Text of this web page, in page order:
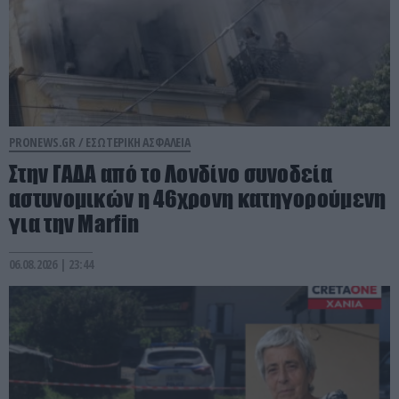
PRONEWS.GR / ΕΣΩΤΕΡΙΚΗ ΑΣΦΑΛΕΙΑ
Στην ΓΑΔΑ από το Λονδίνο συνοδεία
αστυνομικών η 46χρονη κατηγορούμενη
για την Marfin
06.08.2026 | 23:44